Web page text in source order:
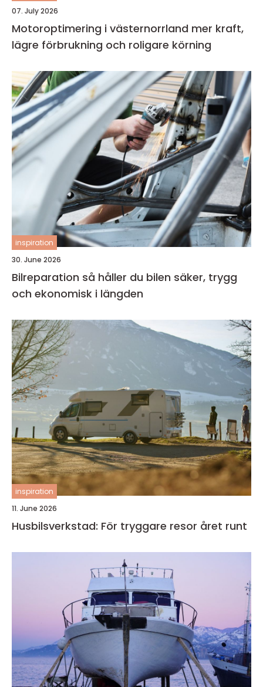
07. July 2026
Motoroptimering i västernorrland mer kraft,
lägre förbrukning och roligare körning
inspiration
30. June 2026
Bilreparation så håller du bilen säker, trygg
och ekonomisk i längden
inspiration
11. June 2026
Husbilsverkstad: För tryggare resor året runt